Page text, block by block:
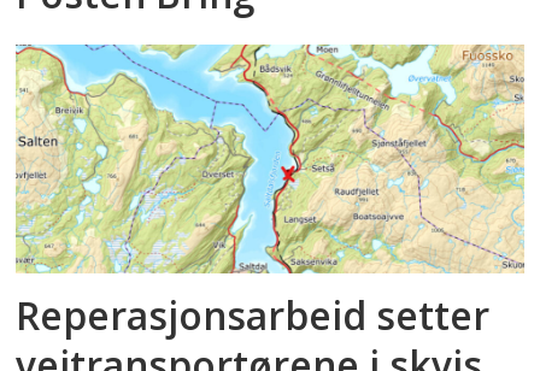
Reperasjonsarbeid setter